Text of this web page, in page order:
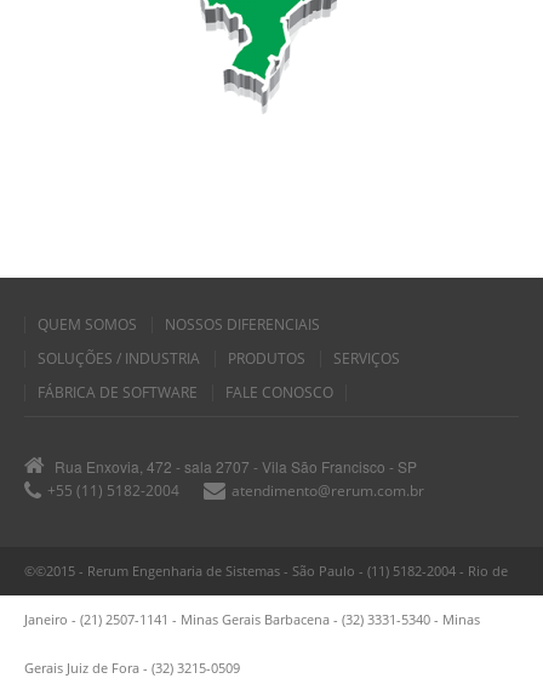
QUEM SOMOS
NOSSOS DIFERENCIAIS
SOLUÇÕES / INDUSTRIA
PRODUTOS
SERVIÇOS
FÁBRICA DE SOFTWARE
FALE CONOSCO
Rua Enxovia, 472 - sala 2707 - Vila São Francisco - SP
+55 (11) 5182-2004
atendimento@rerum.com.br
©©2015 - Rerum Engenharia de Sistemas - São Paulo - (11) 5182-2004 - Rio de
Janeiro - (21) 2507-1141 - Minas Gerais Barbacena - (32) 3331-5340 - Minas
Gerais Juiz de Fora - (32) 3215-0509